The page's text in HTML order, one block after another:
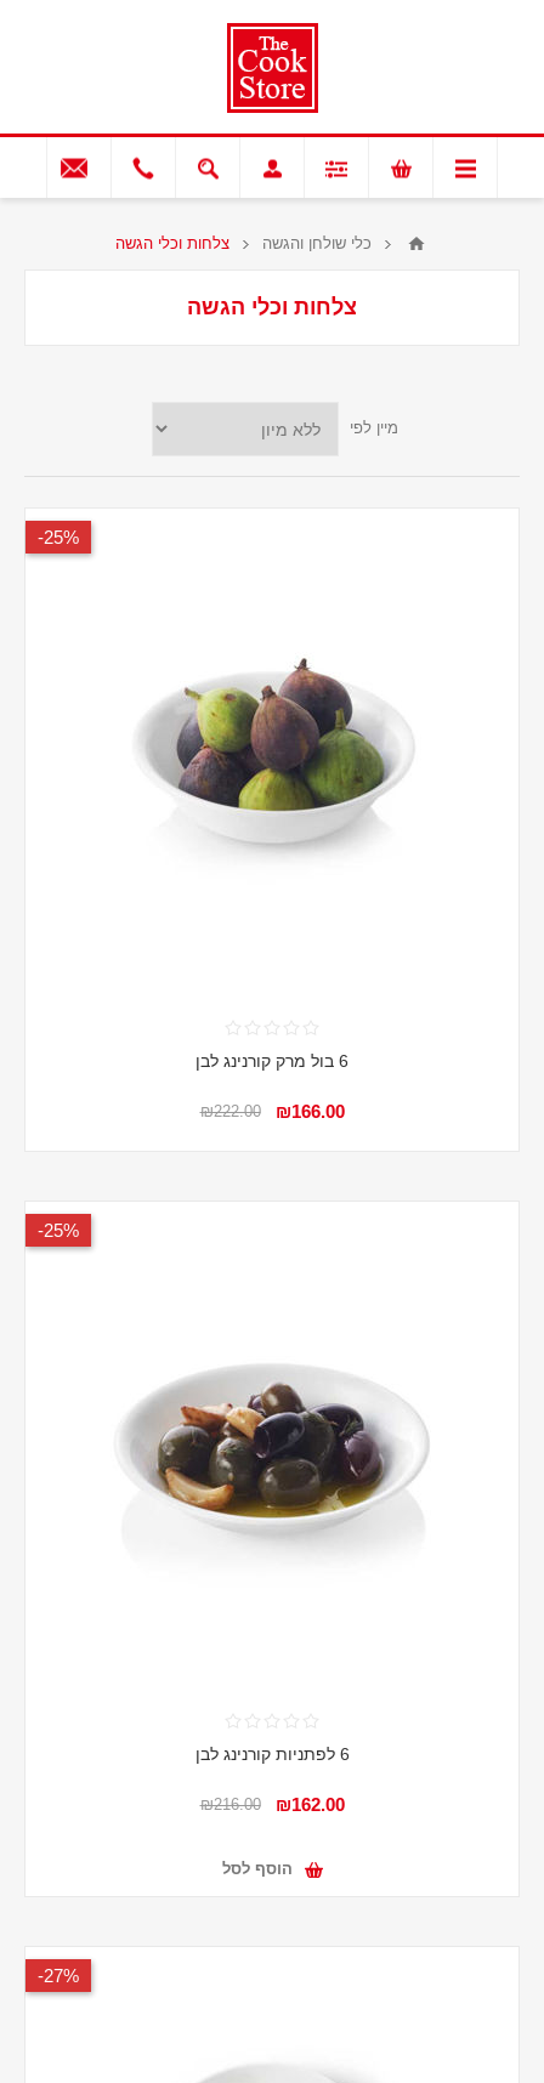
כלי שולחן והגשה צלחות וכלי הגשה
צלחות וכלי הגשה
מיין לפי
25%-
6 בול מרק קורנינג לבן
₪166.00
₪222.00
25%-
6 לפתניות קורנינג לבן
₪162.00
₪216.00
הוסף לסל
27%-